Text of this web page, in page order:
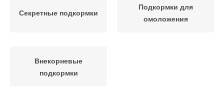
Секретные подкормки
Подкормки для
омоложения
Внекорневые
подкормки